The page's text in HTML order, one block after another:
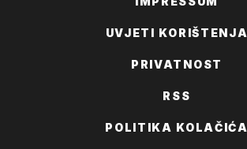
UVJETI KORIŠTENJA
PRIVATNOST
RSS
POLITIKA KOLAČIĆA